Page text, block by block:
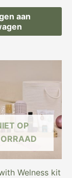
aan
OP
Welness kit
is:
€ 263,78.